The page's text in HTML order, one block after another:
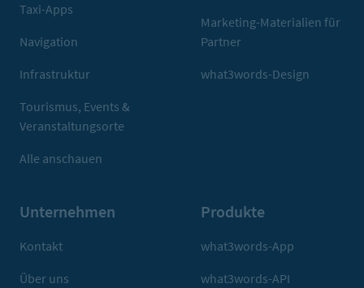
Taxi-Apps
Navigation
Infrastruktur
Tourismus, Events &
Veranstaltungsorte
Alle anschauen
Marketing-Materialien für
Partner
what3words-Design
Unternehmen
Kontakt
Über uns
Produkte
what3words-App
what3words-API